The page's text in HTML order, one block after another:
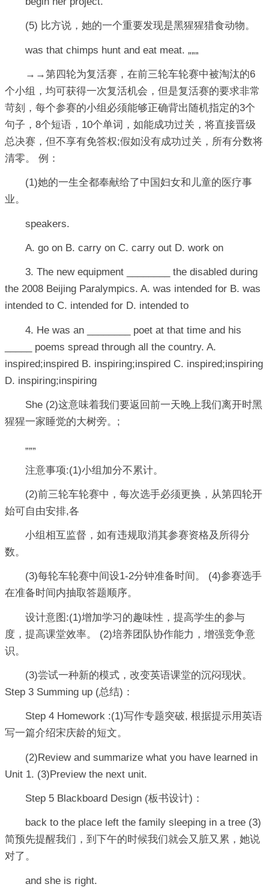
(5) 比方说，她的一个重要发现是黑猩猩猎食动物。
was that chimps hunt and eat meat. „„„
→→第四轮为复活赛，在前三轮车轮赛中被淘汰的6
个小组，均可获得一次复活机会，但是复活赛的要求非常
苛刻，每个参赛的小组必须能够正确背出随机指定的3个
句子，8个短语，10个单词，如能成功过关，将直接晋级
总决赛，但不享有免答权;假如没有成功过关，所有分数将
清零。 例：
(1)她的一生全都奉献给了中国妇女和儿童的医疗事
业。
speakers.
A. go on B. carry on C. carry out D. work on
3. The new equipment ________ the disabled during
the 2008 Beijing Paralympics. A. was intended for B. was
intended to C. intended for D. intended to
4. He was an ________ poet at that time and his
_____ poems spread through all the country. A.
inspired;inspired B. inspiring;inspired C. inspired;inspiring
D. inspiring;inspiring
She (2)这意味着我们要返回前一天晚上我们离开时黑
猩猩一家睡觉的大树旁。;
„„„
注意事项:(1)小组加分不累计。
(2)前三轮车轮赛中，每次选手必须更换，从第四轮开
始可自由安排,各
小组相互监督，如有违规取消其参赛资格及所得分
数。
(3)每轮车轮赛中间设1-2分钟准备时间。 (4)参赛选手
在准备时间内抽取答题顺序。
设计意图:(1)增加学习的趣味性，提高学生的参与
度，提高课堂效率。 (2)培养团队协作能力，增强竞争意
识。
(3)尝试一种新的模式，改变英语课堂的沉闷现状。
Step 3 Summing up (总结)：
Step 4 Homework :(1)写作专题突破, 根据提示用英语
写一篇介绍宋庆龄的短文。
(2)Review and summarize what you have learned in
Unit 1. (3)Preview the next unit.
Step 5 Blackboard Design (板书设计)：
back to the place left the family sleeping in a tree (3)
简预先提醒我们，到下午的时候我们就会又脏又累，她说
对了。
and she is right.